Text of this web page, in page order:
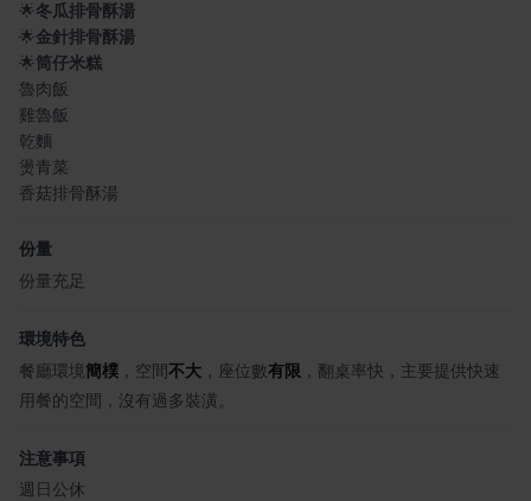
🌟冬瓜排骨酥湯
🌟金針排骨酥湯
🌟筒仔米糕
魯肉飯
雞魯飯
乾麵
燙青菜
香菇排骨酥湯
份量
份量充足
環境特色
餐廳環境簡樸 ，空間不大 ，座位數有限 ，翻桌率快，主要提供快速
用餐的空間，沒有過多裝潢。
注意事項
週日公休